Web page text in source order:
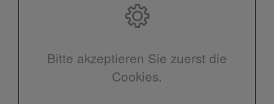
Bitte akzeptieren Sie zuerst die
Cookies.